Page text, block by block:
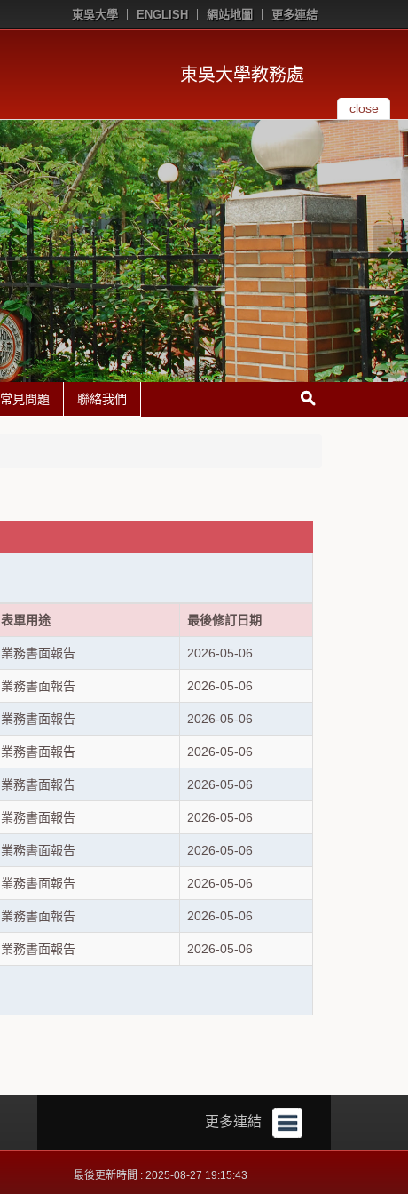
東吳大學 ENGLISH 網站地圖 更多連結
東吳大學教務處
close
常見問題 聯絡我們
表單用途 最後修訂日期
業務書面報告 2026-05-06
業務書面報告 2026-05-06
業務書面報告 2026-05-06
業務書面報告 2026-05-06
業務書面報告 2026-05-06
業務書面報告 2026-05-06
業務書面報告 2026-05-06
業務書面報告 2026-05-06
業務書面報告 2026-05-06
業務書面報告 2026-05-06
更多連結
最後更新時間 : 2025-08-27 19:15:43